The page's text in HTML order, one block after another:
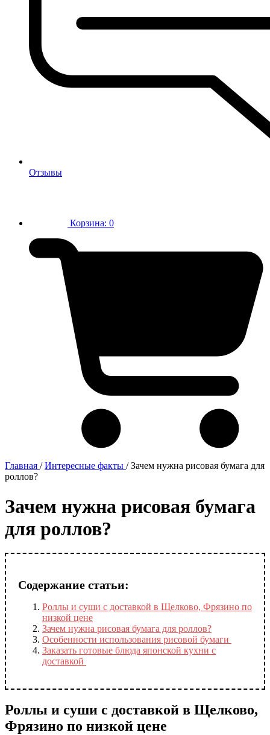
Отзывы
Корзина: 0
Главная / Интересные факты / Зачем нужна рисовая бумага для
роллов?
Зачем нужна рисовая бумага
для роллов?
Содержание статьи:
Роллы и суши с доставкой в Щелково, Фрязино по
низкой цене
Зачем нужна рисовая бумага для роллов?
Особенности использования рисовой бумаги
Заказать готовые блюда японской кухни с
доставкой
Роллы и суши с доставкой в Щелково,
Фрязино по низкой цене